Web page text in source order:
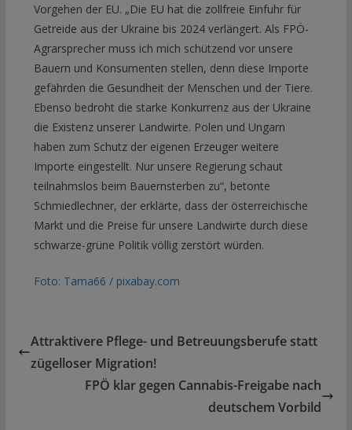
Vorgehen der EU. „Die EU hat die zollfreie Einfuhr für
Getreide aus der Ukraine bis 2024 verlängert. Als FPÖ-
Agrarsprecher muss ich mich schützend vor unsere
Bauern und Konsumenten stellen, denn diese Importe
gefährden die Gesundheit der Menschen und der Tiere.
Ebenso bedroht die starke Konkurrenz aus der Ukraine
die Existenz unserer Landwirte. Polen und Ungarn
haben zum Schutz der eigenen Erzeuger weitere
Importe eingestellt. Nur unsere Regierung schaut
teilnahmslos beim Bauernsterben zu“, betonte
Schmiedlechner, der erklärte, dass der österreichische
Markt und die Preise für unsere Landwirte durch diese
schwarze-grüne Politik völlig zerstört würden.
Foto: Tama66 / pixabay.com
Attraktivere Pflege- und Betreuungsberufe statt
zügelloser Migration!
FPÖ klar gegen Cannabis-Freigabe nach
deutschem Vorbild